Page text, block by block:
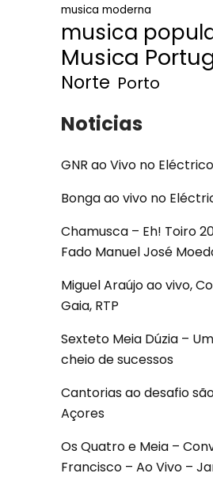
musica moderna
musica
Musica
Norte Porto
Noticias
GNR ao Vivo no Eléctrico
Bonga ao vivo no
Chamusca – Eh! Toiro
Fado Manuel José
Miguel Araújo ao vivo,
Gaia, RTP
Sexteto Meia Dúzia –
cheio de sucessos
Cantorias ao desafio
Açores
Os Quatro e Meia –
Francisco – Ao Vivo –